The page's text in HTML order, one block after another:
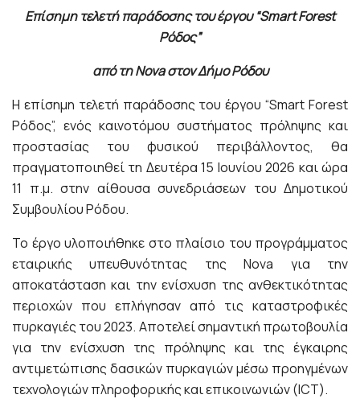
Επίσημη τελετή παράδοσης του έργου “Smart Forest
Ρόδος”
από τηNova στον Δήμο Ρόδου
Η επίσημη τελετή παράδοσης του έργου “Smart Forest
Ρόδος”, ενός καινοτόμου συστήματος πρόληψης και
προστασίας του φυσικού περιβάλλοντος, θα
πραγματοποιηθεί τη Δευτέρα 15 Ιουνίου 2026 και ώρα
11 π.μ. στην αίθουσα συνεδριάσεων του Δημοτικού
Συμβουλίου Ρόδου.
Το έργο υλοποιήθηκε στο πλαίσιο του προγράμματος
εταιρικής υπευθυνότητας της Nova για την
αποκατάσταση και την ενίσχυση της ανθεκτικότητας
περιοχών που επλήγησαν από τις καταστροφικές
πυρκαγιές του 2023. Αποτελεί σημαντική πρωτοβουλία
για την ενίσχυση της πρόληψης και της έγκαιρης
αντιμετώπισης δασικών πυρκαγιών μέσω προηγμένων
τεχνολογιών πληροφορικής και επικοινωνιών (ICT).